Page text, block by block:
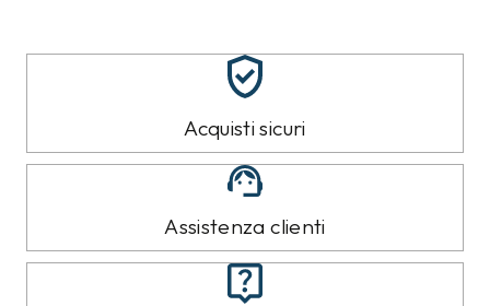
Acquisti sicuri
Assistenza clienti